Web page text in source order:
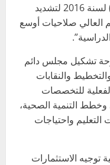
قانون التعليم العالي الأهلي رقم (25) لسنة 2016 لتشديد
العالي صلاحيات أوسع
تشكيل مجلس دائم
والنقابات
للتخصصات
وخطط التنمية الصحية،
واحتياجات
توجيه الاستثمارات